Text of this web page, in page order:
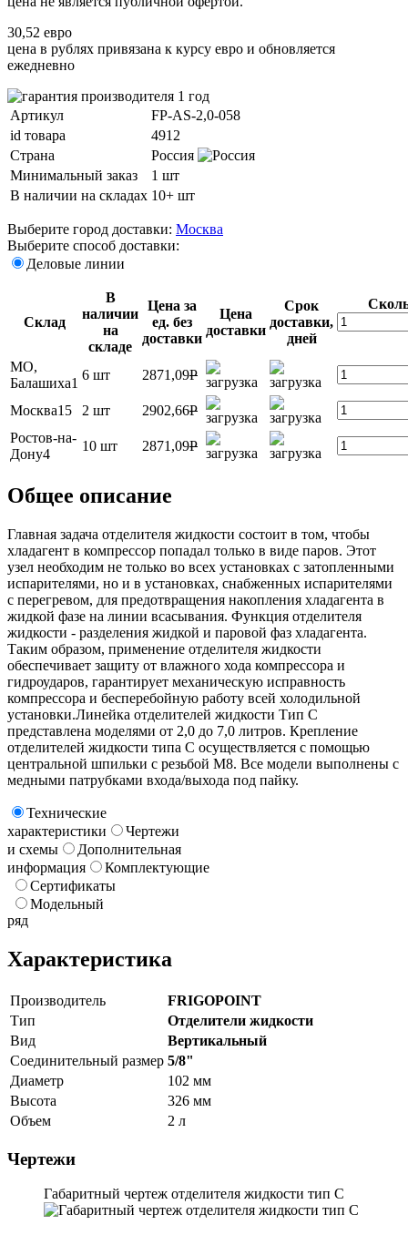
30,52 евро
цена в рублях привязана к курсу евро и обновляется
ежедневно
Артикул
FP-AS-2,0-058
id товара
4912
Страна
Россия
Минимальный заказ
1 шт
В наличии на складах 10+ шт
Выберите город доставки: Москва
Выберите способ доставки:
Деловые линии
Склад
В
наличии
на
складе
Цена за
ед. без
доставки
Цена
доставки
Срок
доставки,
дней
МО,
Балашиха1
6 шт 2871,09P
Москва15 2 шт 2902,66P
Ростов-на-
Дону4
10 шт 2871,09P
Общее описание
Главная задача отделителя жидкости состоит в том, чтобы
хладагент в компрессор попадал только в виде паров. Этот
узел необходим не только во всех установках с затопленными
испарителями, но и в установках, снабженных испарителями
с перегревом, для предотвращения накопления хладагента в
жидкой фазе на линии всасывания. Функция отделителя
жидкости - разделения жидкой и паровой фаз хладагента.
Таким образом, применение отделителя жидкости
обеспечивает защиту от влажного хода компрессора и
гидроударов, гарантирует механическую исправность
компрессора и бесперебойную работу всей холодильной
установки.Линейка отделителей жидкости Тип C
представлена моделями от 2,0 до 7,0 литров. Крепление
отделителей жидкости типа C осуществляется с помощью
центральной шпильки с резьбой М8. Все модели выполнены с
медными патрубками входа/выхода под пайку.
Технические
характеристики
Чертежи
и схемы
Дополнительная
информация
Комплектующие
Сертификаты
Модельный
ряд
Характеристика
Производитель
FRIGOPOINT
Тип
Отделители жидкости
Вид
Вертикальный
Соединительный размер 5/8"
Диаметр
102 мм
Высота
326 мм
Объем
2 л
Чертежи
Габаритный чертеж отделителя жидкости тип C